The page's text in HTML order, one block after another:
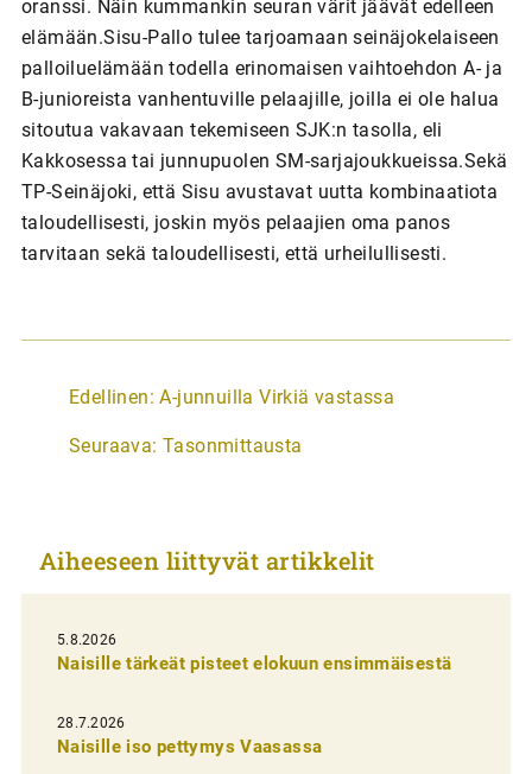
oranssi. Näin kummankin seuran värit jäävät edelleen
elämään.Sisu-Pallo tulee tarjoamaan seinäjokelaiseen
palloiluelämään todella erinomaisen vaihtoehdon A- ja
B-junioreista vanhentuville pelaajille, joilla ei ole halua
sitoutua vakavaan tekemiseen SJK:n tasolla, eli
Kakkosessa tai junnupuolen SM-sarjajoukkueissa.Sekä
TP-Seinäjoki, että Sisu avustavat uutta kombinaatiota
taloudellisesti, joskin myös pelaajien oma panos
tarvitaan sekä taloudellisesti, että urheilullisesti.
A
t
k
e
l
i
e
n
Edellinen: A-junnuilla Virkiä vastassa
Seuraava: Tasonmittausta
Aiheeseen liittyvät artikkelit
5.8.2026
Naisille tärkeät pisteet elokuun ensimmäisestä
28.7.2026
Naisille iso pettymys Vaasassa